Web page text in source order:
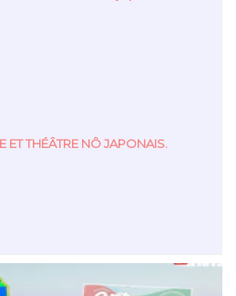
ET THÉÂTRE NÔ JAPONAIS.